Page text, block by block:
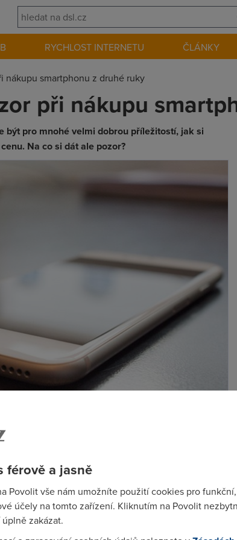
RYCHLOST INTERNETU ČLÁNKY
nákupu smartphonu z druhé ruky
při nákupu
být pro mnohé velmi dobrou příležitostí, jak si
Na co si dát ale pozor?
ohledech neliší od nákupu úplně nového
ujasnit svůj rozpočet, ale také preference,
podobně, jako když vybíráte smartphone úplně
chcete pořídit a kolik si do něj můžete dovolit
sociální sítě, aukční servery nebo bazary
férově a jasně
Povolit vše nám umožníte použití cookies pro
účely na tomto zařízení. Kliknutím na Povolit
zakázat.